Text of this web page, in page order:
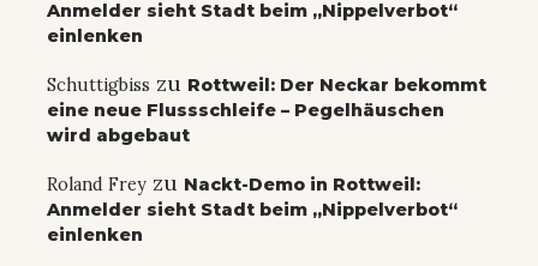
Anmelder sieht Stadt beim „Nippelverbot“
einlenken
Schuttigbiss zu Rottweil: Der Neckar bekommt
eine neue Flussschleife – Pegelhäuschen
wird abgebaut
Roland Frey zu Nackt-Demo in Rottweil:
Anmelder sieht Stadt beim „Nippelverbot“
einlenken